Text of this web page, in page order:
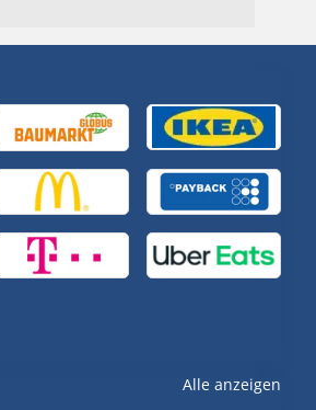
Alle anzeigen